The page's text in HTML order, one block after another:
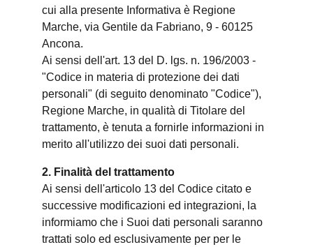
cui alla presente Informativa è Regione
Marche, via Gentile da Fabriano, 9 - 60125
Ancona.
Ai sensi dell'art. 13 del D. lgs. n. 196/2003 -
"Codice in materia di protezione dei dati
personali" (di seguito denominato "Codice"),
Regione Marche, in qualità di Titolare del
trattamento, è tenuta a fornirle informazioni in
merito all'utilizzo dei suoi dati personali.
2. Finalità del trattamento
Ai sensi dell'articolo 13 del Codice citato e
successive modificazioni ed integrazioni, la
informiamo che i Suoi dati personali saranno
trattati solo ed esclusivamente per per le